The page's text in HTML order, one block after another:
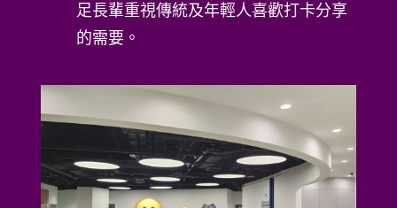
足長輩重視傳統及年輕人喜歡打卡分享
的需要。